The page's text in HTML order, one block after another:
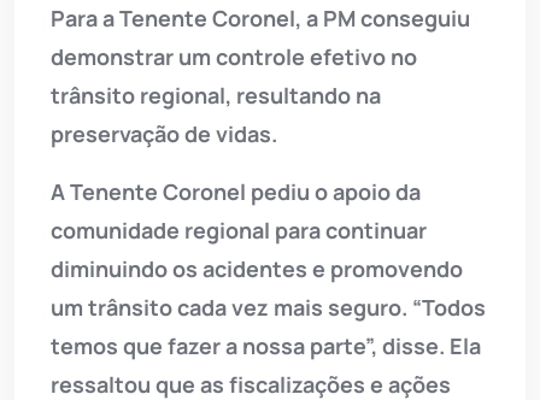
Para a Tenente Coronel, a PM conseguiu
demonstrar um controle efetivo no
trânsito regional, resultando na
preservação de vidas.
A Tenente Coronel pediu o apoio da
comunidade regional para continuar
diminuindo os acidentes e promovendo
um trânsito cada vez mais seguro. “Todos
temos que fazer a nossa parte”, disse. Ela
ressaltou que as fiscalizações e ações